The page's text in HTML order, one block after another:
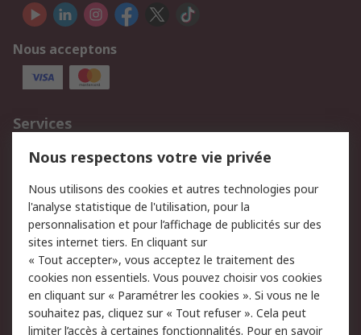
Nous acceptons
Services
750.000 produits
2.500 marques
Retours
Support technique
Track & trace
Legal
Politique de cookies
Sécurité des e-mails
Politique de protection
Conditions générales
Nous respectons votre vie privée
Nous utilisons des cookies et autres technologies pour
l'analyse statistique de l'utilisation, pour la
personnalisation et pour l’affichage de publicités sur des
sites internet tiers. En cliquant sur
« Tout accepter», vous acceptez le traitement des
cookies non essentiels. Vous pouvez choisir vos cookies
en cliquant sur « Paramétrer les cookies ». Si vous ne le
souhaitez pas, cliquez sur « Tout refuser ». Cela peut
limiter l’accès à certaines fonctionnalités. Pour en savoir